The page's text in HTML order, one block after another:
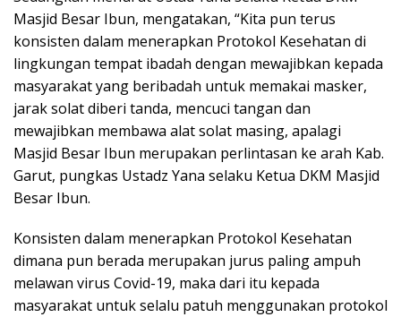
Masjid Besar Ibun, mengatakan, “Kita pun terus
konsisten dalam menerapkan Protokol Kesehatan di
lingkungan tempat ibadah dengan mewajibkan kepada
masyarakat yang beribadah untuk memakai masker,
jarak solat diberi tanda, mencuci tangan dan
mewajibkan membawa alat solat masing, apalagi
Masjid Besar Ibun merupakan perlintasan ke arah Kab.
Garut, pungkas Ustadz Yana selaku Ketua DKM Masjid
Besar Ibun.
Konsisten dalam menerapkan Protokol Kesehatan
dimana pun berada merupakan jurus paling ampuh
melawan virus Covid-19, maka dari itu kepada
masyarakat untuk selalu patuh menggunakan protokol